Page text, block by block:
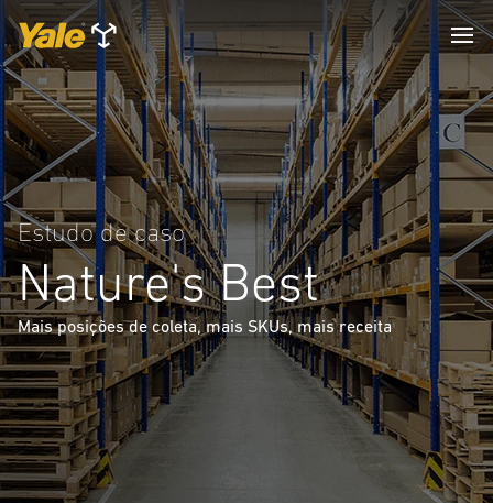
Estudo de caso
Nature's Best
Mais posições de coleta, mais SKUs, mais receita